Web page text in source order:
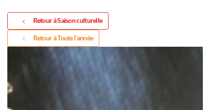
Retour à Saison culturelle
Retour à Toute l'année